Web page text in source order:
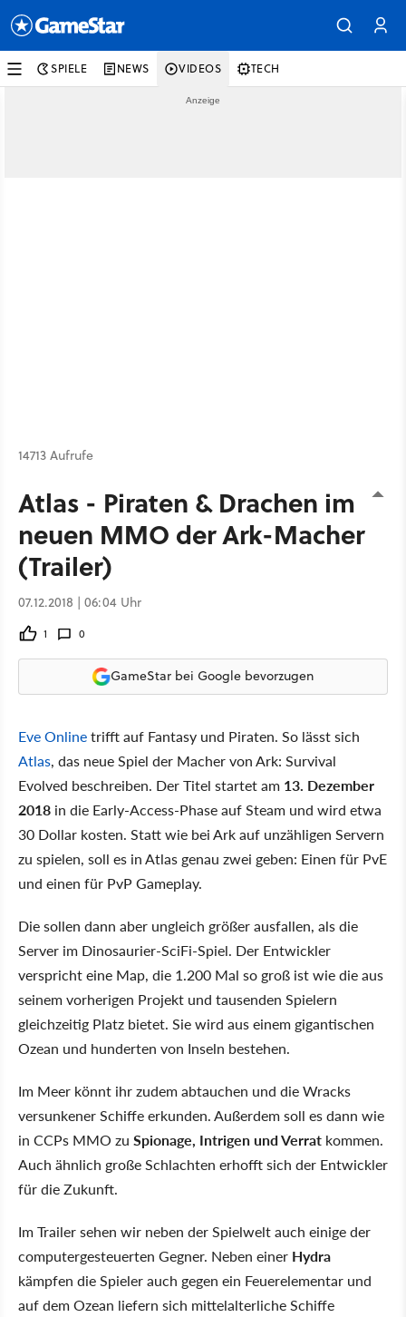
SPIELE NEWS VIDEOS TECH
14713 Aufrufe
Atlas - Piraten & Drachen im
neuen MMO der Ark-Macher
(Trailer)
07.12.2018 | 06:04 Uhr
1 0
GameStar bei Google bevorzugen
Eve Onlinetrifft auf Fantasy und Piraten. So lässt sich
Atlas, das neue Spiel der Macher von Ark: Survival
Evolved beschreiben. Der Titel startet am 13. Dezember
2018 in die Early-Access-Phase auf Steam und wird etwa
30 Dollar kosten. Statt wie bei Ark auf unzähligen Servern
zu spielen, soll es in Atlas genau zwei geben: Einen für PvE
und einen für PvP Gameplay.
Die sollen dann aber ungleich größer ausfallen, als die
Server im Dinosaurier-SciFi-Spiel. Der Entwickler
verspricht eine Map, die 1.200 Mal so groß ist wie die aus
seinem vorherigen Projekt und tausenden Spielern
gleichzeitig Platz bietet. Sie wird aus einem gigantischen
Ozean und hunderten von Inseln bestehen.
Im Meer könnt ihr zudem abtauchen und die Wracks
versunkener Schiffe erkunden. Außerdem soll es dann wie
in CCPs MMO zu Spionage, Intrigen und Verrat kommen.
Auch ähnlich große Schlachten erhofft sich der Entwickler
für die Zukunft.
Im Trailer sehen wir neben der Spielwelt auch einige der
computergesteuerten Gegner. Neben einer Hydra
kämpfen die Spieler auch gegen ein Feuerelementar und
auf dem Ozean liefern sich mittelalterliche Schiffe